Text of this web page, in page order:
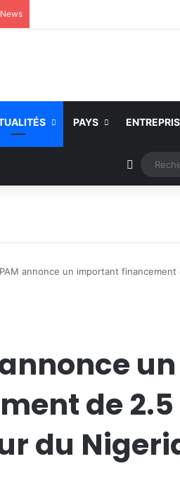
PAYS
Article
annonce un important
annonce
de
du